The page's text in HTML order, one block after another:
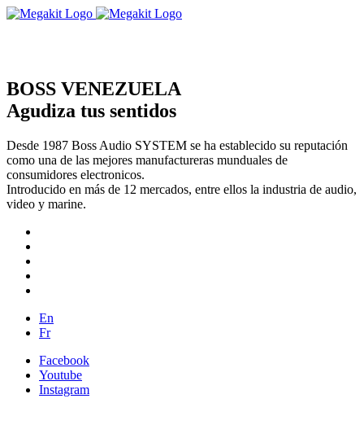
BOSS VENEZUELA
Agudiza tus sentidos
Desde 1987 Boss Audio SYSTEM se ha establecido su reputación
como una de las mejores manufactureras munduales de
consumidores electronicos.
Introducido en más de 12 mercados, entre ellos la industria de audio,
video y marine.
En
Fr
Facebook
Youtube
Instagram